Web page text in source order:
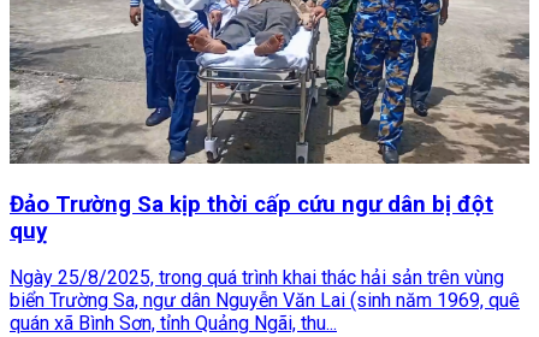
Đảo Trường Sa kịp thời cấp cứu ngư dân bị đột
quỵ
Ngày 25/8/2025, trong quá trình khai thác hải sản trên vùng
biển Trường Sa, ngư dân Nguyễn Văn Lai (sinh năm 1969, quê
quán xã Bình Sơn, tỉnh Quảng Ngãi, thu...